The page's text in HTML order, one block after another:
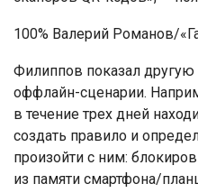
100% Валерий Романов/
Филиппов показал
оффлайн-сценарии.
в течение трех дней
создать правило и
произойти с ним:
из памяти смартфона/